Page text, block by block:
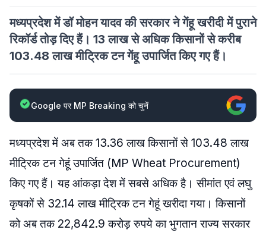
मध्यप्रदेश में डॉ मोहन यादव की सरकार ने गेंहू खरीदी में पुराने
रिकॉर्ड तोड़ दिए हैं। 13 लाख से अधिक किसानों से करीब
103.48 लाख मीट्रिक टन गेंहू उपार्जित किए गए हैं।
Google पर MP Breaking को चुनें
मध्यप्रदेश में अब तक 13.36 लाख किसानों से 103.48 लाख
मीट्रिक टन गेहूं उपार्जित (MP Wheat Procurement)
किए गए हैं। यह आंकड़ा देश में सबसे अधिक है। सीमांत एवं लघु
कृषकों से 32.14 लाख मीट्रिक टन गेहूं खरीदा गया। किसानों
को अब तक 22,842.9 करोड़ रुपये का भुगतान राज्य सरकार